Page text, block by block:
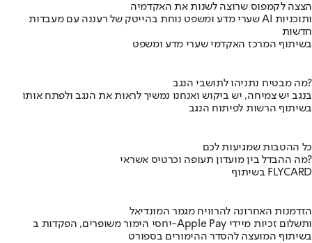
הצצה לקמפוס שרוצה לשנות את האקדמיה
שערי מדע ומשפט נוחת בהייטק של רעננה עם מעבדות AI ותוכניות
חדשות
בשיתוף המרכז האקדמי שערי מדע ומשפט
מה מבטיח נתניהו לתושבי הנגב?
בנגב יש צמיחה, יש ביקוש ואנחנו נמשיך לראות את הנגב ולפתח אותו
בשיתוף הרשות לפיתוח הנגב
כל ההטבות שמגיעות לכם
מה ההבדל בין מועדון תעופה וכרטיס אשראי?
בשיתוף FLYCARD
הזדמנות האחרונה להרוויח מגמר המונדיאל
יחסי הימור משופרים, הפקדות ב-Apple Pay ותשלום זכיות מיידי
בשיתוף המועצה להסדר ההימורים בספורט